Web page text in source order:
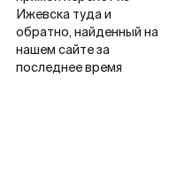
Ижевска туда и
обратно, найденный на
нашем сайте за
последнее время